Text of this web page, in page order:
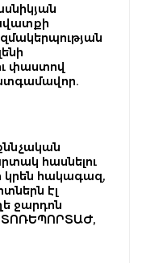
փաստով
հասնելու
հակագազ,
էլ
ջարդոն